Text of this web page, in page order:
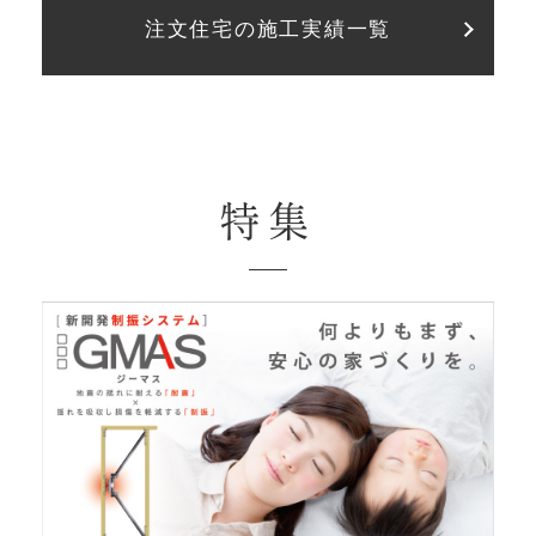
注文住宅の施工実績一覧
特集